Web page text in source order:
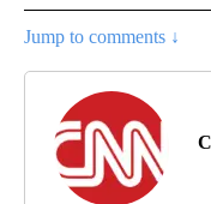
Jump to comments ↓